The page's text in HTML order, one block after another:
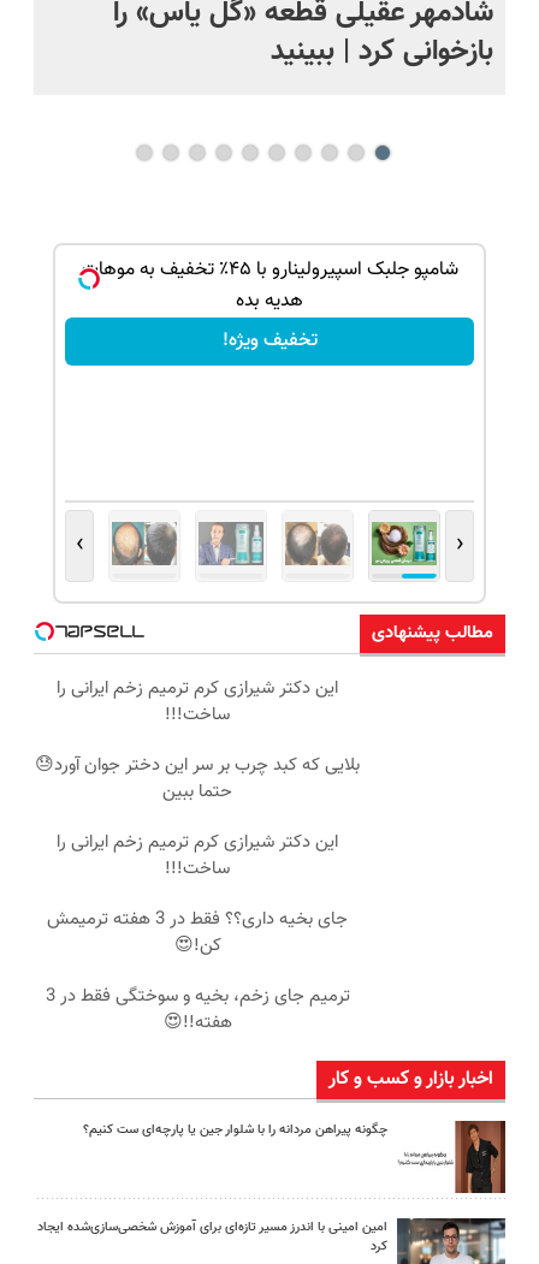
شادمهر عقیلی قطعه «گل یاس» را
بازخوانی کرد | ببینید
شامپو جلبک اسپیرولینارو با ۴۵٪ تخفیف به موهات
هدیه بده
تخفیف ویژه!
‹
›
مطالب پیشنهادی
این دکتر شیرازی کرم ترمیم زخم ایرانی را
ساخت!!!
بلایی که کبد چرب بر سر این دختر جوان آورد😓
حتما ببین
این دکتر شیرازی کرم ترمیم زخم ایرانی را
ساخت!!!
جای بخیه داری؟؟ فقط در 3 هفته ترمیمش
کن!😍
ترمیم جای زخم، بخیه و سوختگی فقط در 3
هفته!!😍
اخبار بازار و کسب و کار
چگونه پیراهن مردانه را با شلوار جین یا پارچه‌ای ست کنیم؟
امین امینی با اندرز مسیر تازه‌ای برای آموزش شخصی‌سازی‌شده ایجاد
کرد